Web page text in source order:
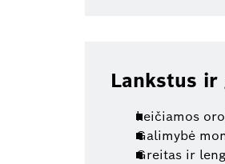
Lankstus ir
keičiamos
Galimybė
Greitas ir